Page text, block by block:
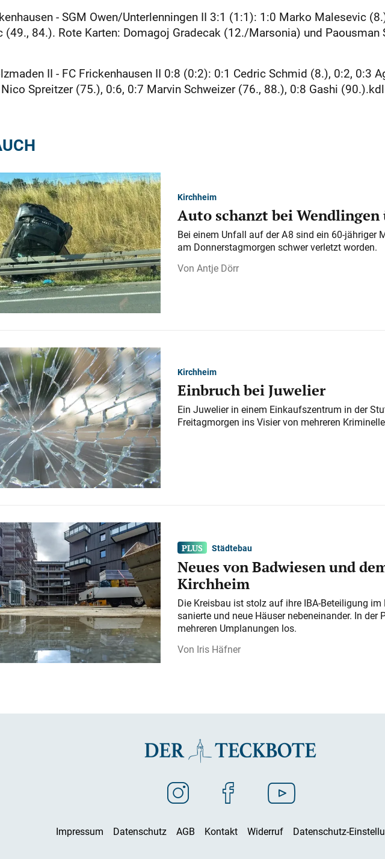
- SGM Owen/Unterlenningen II 3:1 (1:1): 1:0 Marko Malesevic
(49., 84.). Rote Karten: Domagoj Gradecak (12./Marsonia) und
II - FC Frickenhausen II 0:8 (0:2): 0:1 Cedric Schmid (8.), 0:2, 0:3
Spreitzer (75.), 0:6, 0:7 Marvin Schweizer (76., 88.), 0:8 Gashi (90.).kdl
Kirchheim
Auto schanzt bei
Bei einem Unfall auf der A 8 sind ein 60-jähriger
am Donnerstagmorgen schwer verletzt worden.
Antje Dörr
Kirchheim
Einbruch bei Juwelier
Ein Juwelier in einem Einkaufszentrum in der
Freitagmorgen ins Visier von mehreren
Städtebau
Neues von Badwiesen und
Kirchheim
Die Kreisbau ist stolz auf ihre IBA-Beteiligung
sanierte und neue Häuser nebeneinander. In der
mehreren Umplanungen los.
Iris Häfner
Impressum Datenschutz AGB Kontakt Widerruf Datenschutz-